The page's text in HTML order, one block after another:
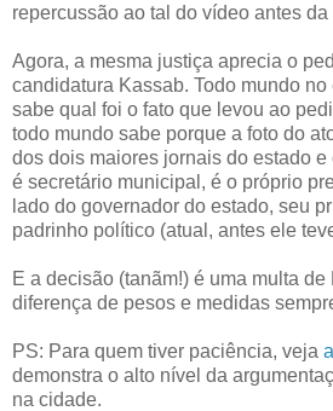
repercussão ao tal do vídeo antes
Agora, a mesma justiça aprecia o
candidatura Kassab. Todo mundo
sabe qual foi o fato que levou ao
todo mundo sabe porque a foto do
dos dois maiores jornais do estado
é secretário municipal, é o próprio
lado do governador do estado, seu
padrinho político (atual, antes ele
E a decisão (tanãm!) é uma multa de
diferença de pesos e medidas
PS: Para quem tiver paciência, veja
demonstra o alto nível da
na cidade.